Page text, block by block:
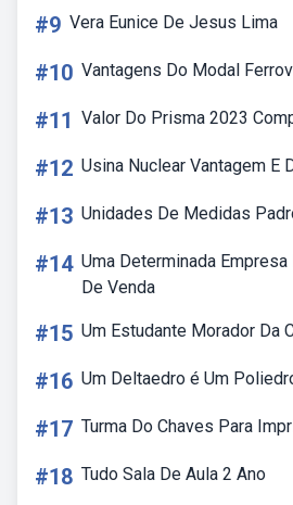
#9 Vera Eunice De Jesus Lima
#10 Vantagens Do Modal
#11 Valor Do Prisma 2023
#12 Usina Nuclear Vantagem E
#13 Unidades De Medidas
#14 Uma Determinada
De Venda
#15 Um Estudante Morador Da
#16 Um Deltaedro é Um
#17 Turma Do Chaves Para
#18 Tudo Sala De Aula 2 Ano